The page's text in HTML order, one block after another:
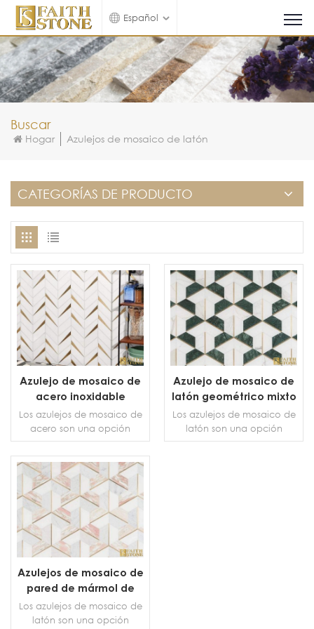
Español
Buscar
Hogar Azulejos de mosaico de latón
CATEGORÍAS DE PRODUCTO
Azulejo de mosaico de
acero inoxidable
dorado
Los azulejos de mosaico de
acero son una opción
elegante. Esta hermosa y
completa colección de
mármol blanco/gris ofrece
muchas opciones de
azulejos para baños,
cocinas y salas de estar.
MÁS DETALLES
Azulejo de mosaico de
latón geométrico mixto
de mármol
Los azulejos de mosaico de
latón son una opción
elegante. Esta hermosa y
Azulejos de mosaico de
pared de mármol de
latón
Los azulejos de mosaico de
latón son una opción